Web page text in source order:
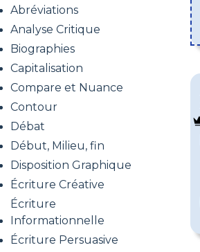
Abréviations
Analyse Critique
Biographies
Capitalisation
Compare et Nuance
Contour
Débat
Début, Milieu, fin
Disposition Graphique
Écriture Créative
Écriture
Informationnelle
Écriture Persuasive